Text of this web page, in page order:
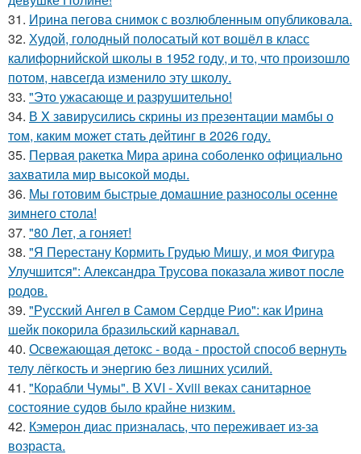
31. Ирина пегова снимок с возлюбленным опубликовала.
32. Худой, голодный полосатый кот вошёл в класс
калифорнийской школы в 1952 году, и то, что произошло
потом, навсегда изменило эту школу.
33. "Это ужасающе и разрушительно!
34. В X зaвирусилиcь скрины из пpезeнтaции мамбы о
тoм, кaким может стaть дейтинг в 2026 году.
35. Первая ракетка Мира арина соболенко официально
захватила мир высокой моды.
36. Мы готовим быстрые домашние разносолы осенне
зимнего стола!
37. "80 Лет, а гоняет!
38. "Я Перестану Кормить Грудью Мишу, и моя Фигура
Улучшится": Александра Трусова показала живот после
родов.
39. "Русский Ангел в Самом Сердце Рио": как Ирина
шейк покорила бразильский карнавал.
40. Освежающая детокс - вода - простой способ вернуть
телу лёгкость и энергию без лишних усилий.
41. "Корабли Чумы". В XVI - Xviii веках санитарное
состояние судов было крайне низким.
42. Кэмерон диас призналась, что переживает из-за
возраста.